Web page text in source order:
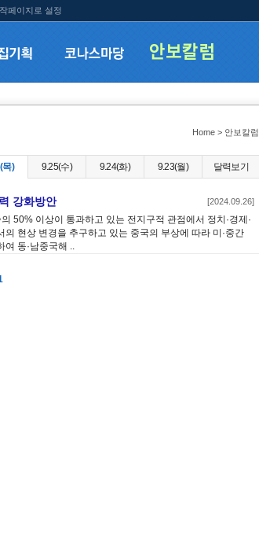
페이지로 설정
Home > 안보칼럼
목) 9.25(수) 9.24(화) 9.23(월) 달력보기
강화방안 [2024.09.26]
50% 이상이 통과하고 있는 전지구적 관점에서 정치·경제·
현상 변경을 추구하고 있는 중국의 부상에 따라 미·중간
여 동·남중국해 ..